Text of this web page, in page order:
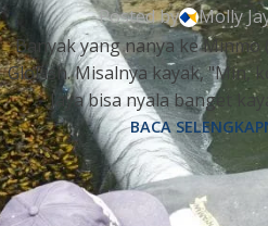
Posted by Molly
Banyak yang nanya ke Minmo
GloFish. Misalnya kayak, "Min,
Jaya bisa nyala banget
BACA